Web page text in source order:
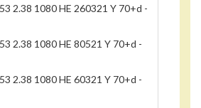
2.38 1080 HE 260321 Y 70+d -
2.38 1080 HE 80521 Y 70+d -
2.38 1080 HE 60321 Y 70+d -